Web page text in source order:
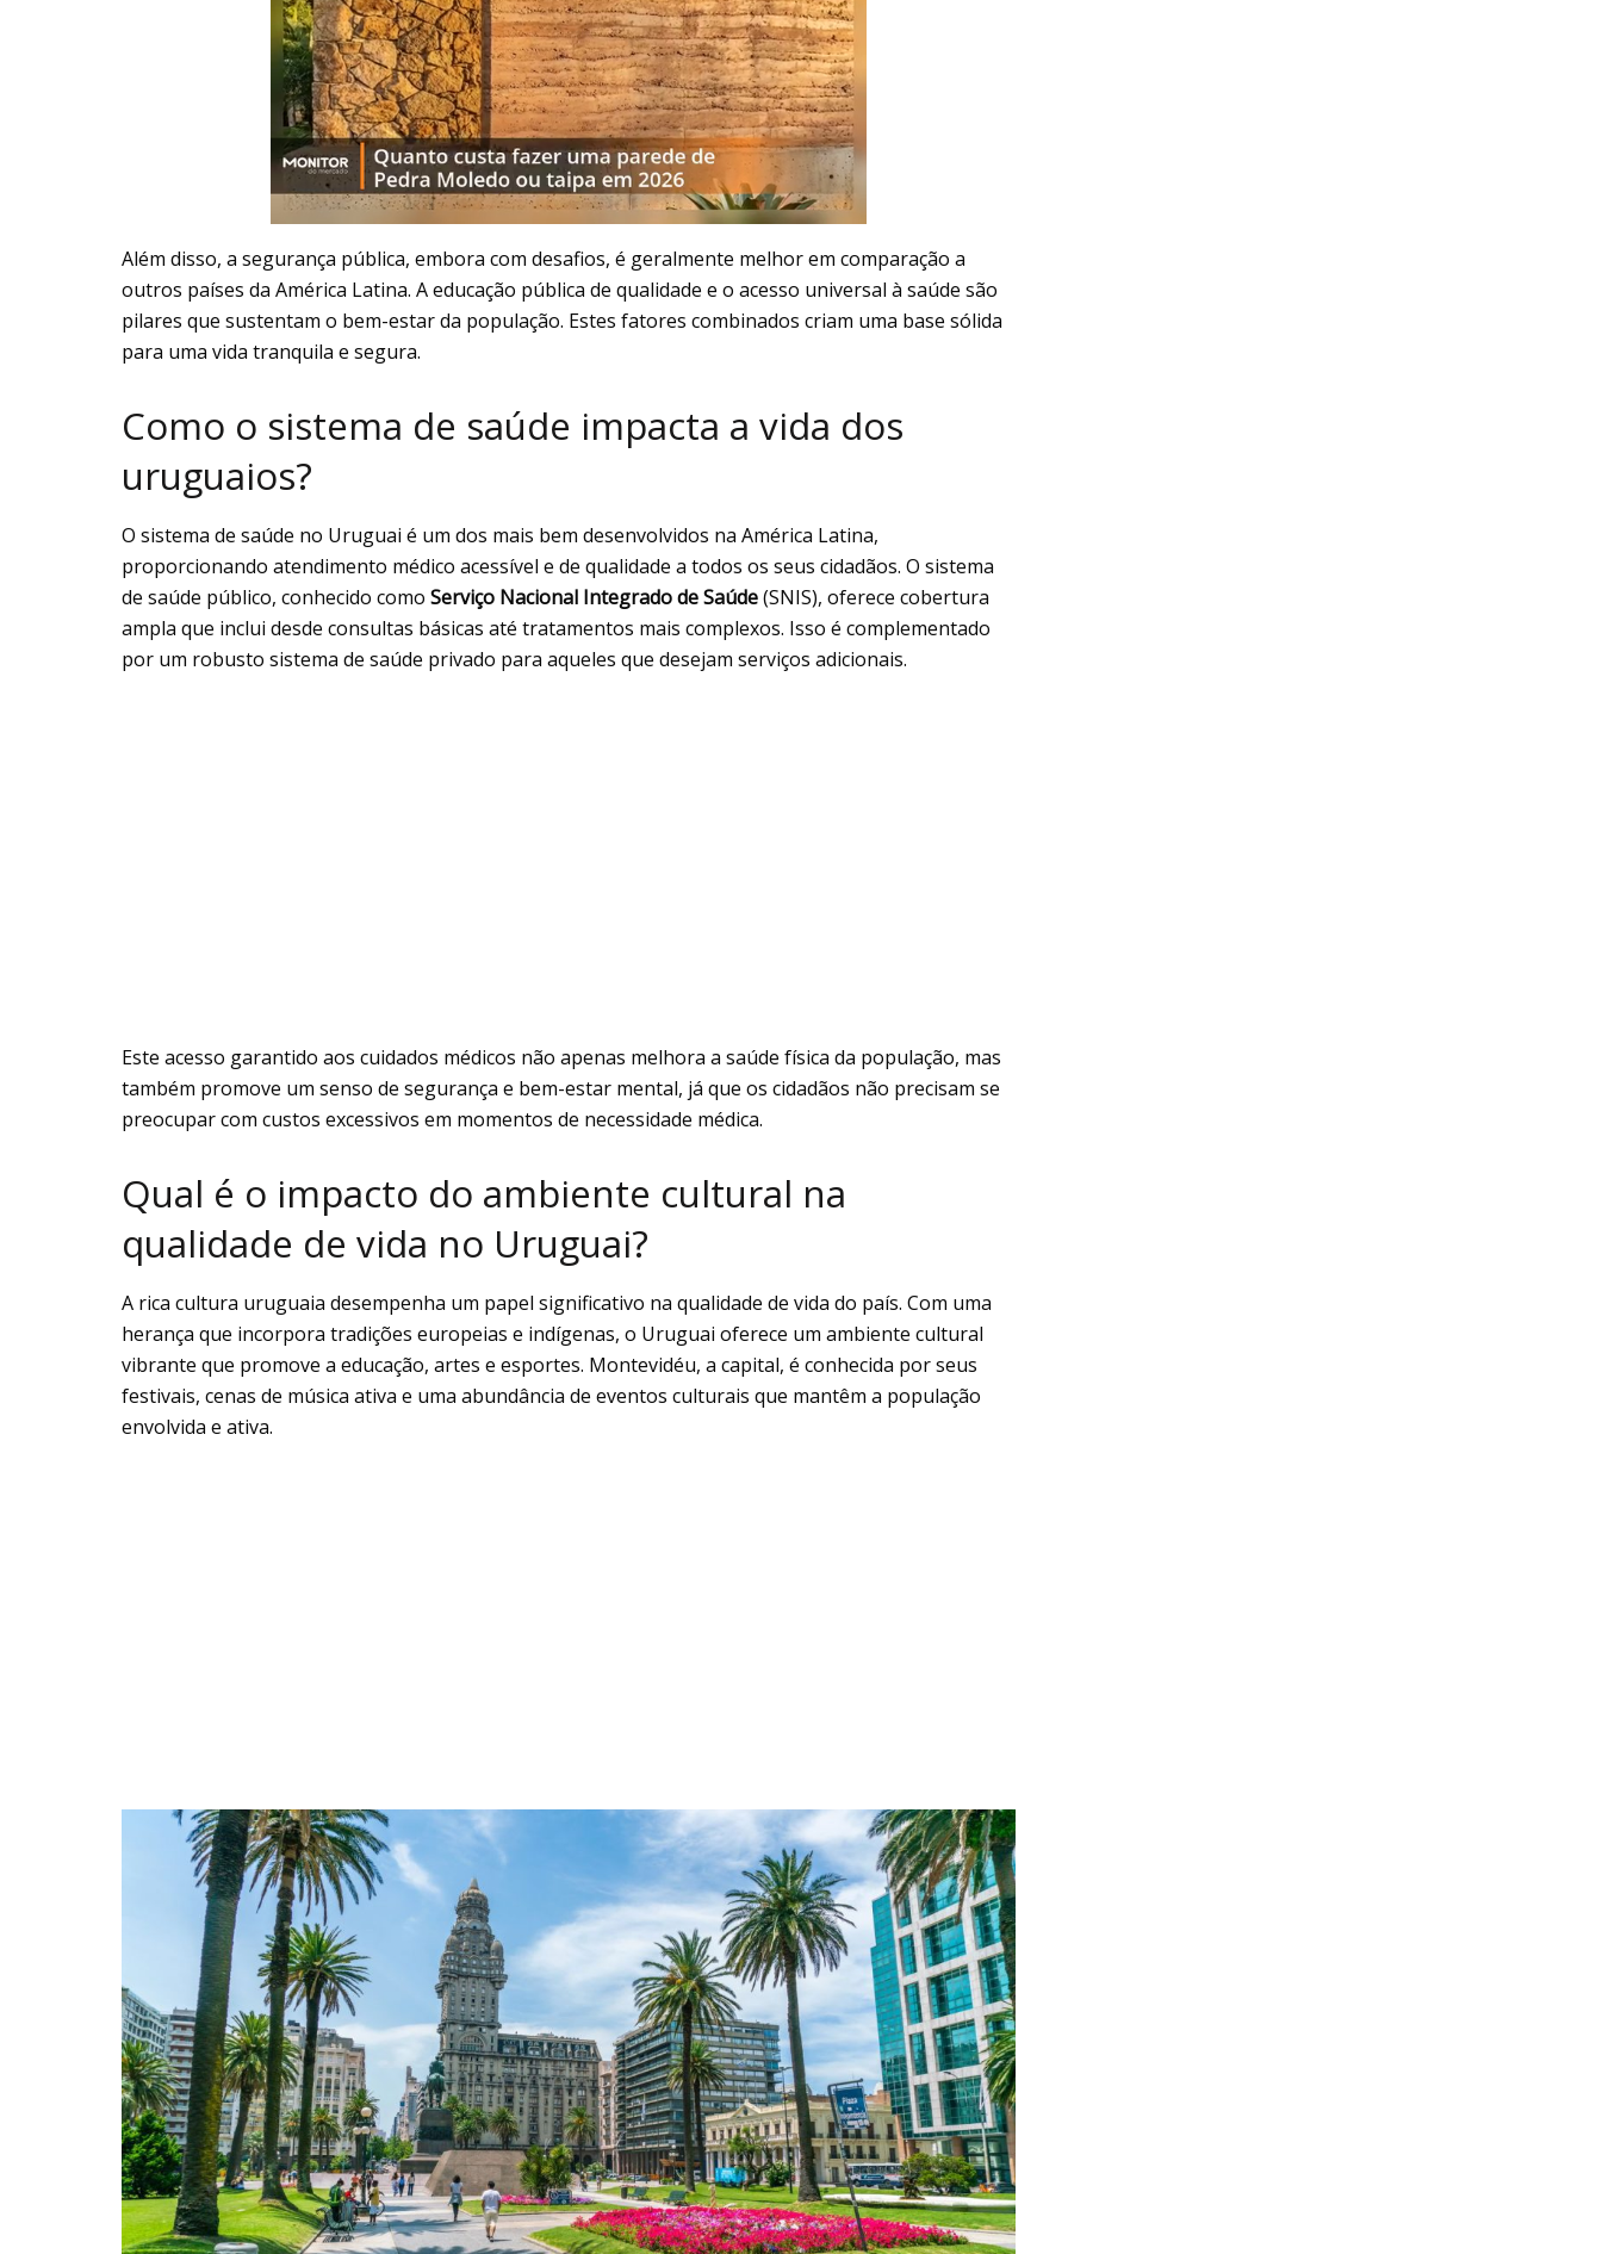
Além disso, a segurança pública, embora com desafios, é geralmente melhor em comparação a
outros países da América Latina. A educação pública de qualidade e o acesso universal à saúde são
pilares que sustentam o bem-estar da população. Estes fatores combinados criam uma base sólida
para uma vida tranquila e segura.
Como o sistema de saúde impacta a vida dos
uruguaios?
O sistema de saúde no Uruguai é um dos mais bem desenvolvidos na América Latina,
proporcionando atendimento médico acessível e de qualidade a todos os seus cidadãos. O sistema
de saúde público, conhecido como Serviço Nacional Integrado de Saúde(SNIS), oferece cobertura
ampla que inclui desde consultas básicas até tratamentos mais complexos. Isso é complementado
por um robusto sistema de saúde privado para aqueles que desejam serviços adicionais.
Este acesso garantido aos cuidados médicos não apenas melhora a saúde física da população, mas
também promove um senso de segurança e bem-estar mental, já que os cidadãos não precisam se
preocupar com custos excessivos em momentos de necessidade médica.
Qual é o impacto do ambiente cultural na
qualidade de vida no Uruguai?
A rica cultura uruguaia desempenha um papel significativo na qualidade de vida do país. Com uma
herança que incorpora tradições europeias e indígenas, o Uruguai oferece um ambiente cultural
vibrante que promove a educação, artes e esportes. Montevidéu, a capital, é conhecida por seus
festivais, cenas de música ativa e uma abundância de eventos culturais que mantêm a população
envolvida e ativa.